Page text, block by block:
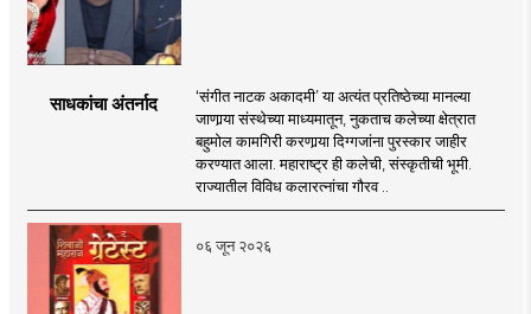
साधकांचा अंतर्नाद
‘संगीत नाटक अकादमी’ या अत्यंत प्रतिष्ठेच्या मानल्या
जाणार्‍या संस्थेच्या माध्यमातून, नुकताच कलेच्या क्षेत्रात
बहुमोल कामगिरी करणार्‍या दिग्गजांना पुरस्कार जाहीर
करण्यात आला. महाराष्ट्र ही कलेची, संस्कृतीची भूमी.
राज्यातील विविध कलारत्नांचा गौरव ..
०६ जून २०२६